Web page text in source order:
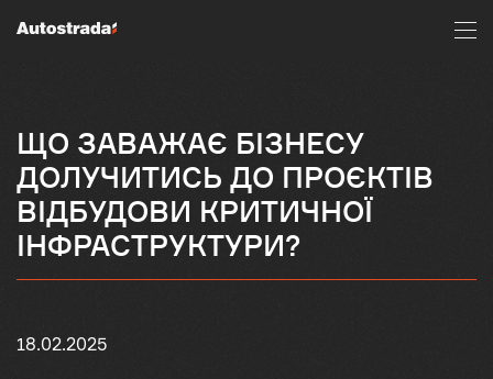
ЩО ЗАВАЖАЄ БІЗНЕСУ
ДОЛУЧИТИСЬ ДО ПРОЄКТІВ
ВІДБУДОВИ КРИТИЧНОЇ
ІНФРАСТРУКТУРИ?
18.02.2025